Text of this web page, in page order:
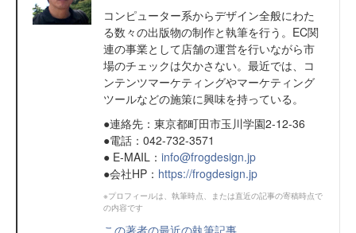
コンピューター系からデザイン全般にわた
る数々の出版物の制作と執筆を行う。EC関
連の事業として店舗の運営を行いながら市
場のチェックは欠かさない。最近では、コ
ンテンツマーケティングやマーケティング
ツールなどの施策に興味を持っている。
●連絡先：東京都町田市玉川学園2-12-36
●電話：042-732-3571
● E-MAIL： info@frogdesign.jp
●会社HP： https://frogdesign.jp
※プロフィールは、執筆時点、または直近の記事の寄稿時点で
の内容です